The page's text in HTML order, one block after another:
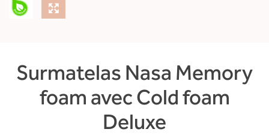
Surmatelas Nasa Memory
foam avec Cold foam
Deluxe